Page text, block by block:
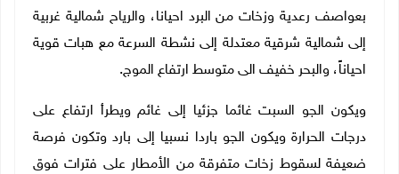
بعواصف رعدية وزخات من البرد احيانا، والرياح شمالية غربية
إلى شمالية شرقية معتدلة إلى نشطة السرعة مع هبات قوية
احياناً، والبحر خفيف الى متوسط ارتفاع الموج.
ويكون الجو السبت غائما جزئيا إلى غائم ويطرأ ارتفاع على
درجات الحرارة ويكون الجو باردا نسبيا إلى بارد وتكون فرصة
ضعيفة لسقوط زخات متفرقة من الأمطار على فترات فوق